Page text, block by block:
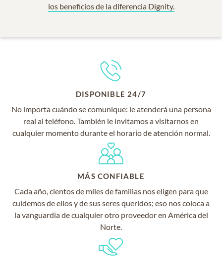
los beneficios de la diferencia Dignity.
DISPONIBLE 24/7
No importa cuándo se comunique: le atenderá una persona
real al teléfono. También le invitamos a visitarnos en
cualquier momento durante el horario de atención normal.
MÁS CONFIABLE
Cada año, cientos de miles de familias nos eligen para que
cuidemos de ellos y de sus seres queridos; eso nos coloca a
la vanguardia de cualquier otro proveedor en América del
Norte.